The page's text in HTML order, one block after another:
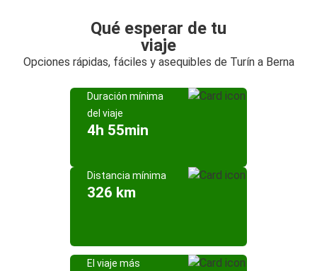
Qué esperar de tu
viaje
Opciones rápidas, fáciles y asequibles de Turín a Berna
Duración mínima
del viaje
4h 55min
Distancia mínima
326 km
El viaje más